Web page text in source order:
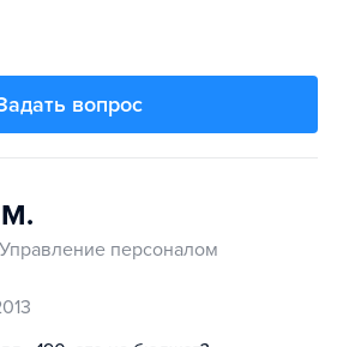
вопрос
М.
персоналом